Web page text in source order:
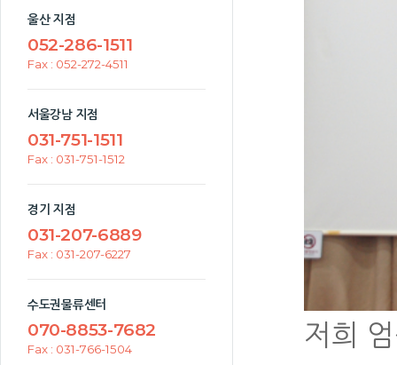
울산 지점
052-286-1511
Fax : 052-272-4511
서울강남 지점
031-751-1511
Fax : 031-751-1512
경기 지점
031-207-6889
Fax : 031-207-6227
수도권물류센터
070-8853-7682
Fax : 031-766-1504
저희